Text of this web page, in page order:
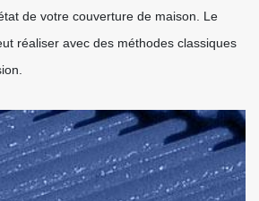
de votre couverture de maison. Le
réaliser avec des méthodes classiques